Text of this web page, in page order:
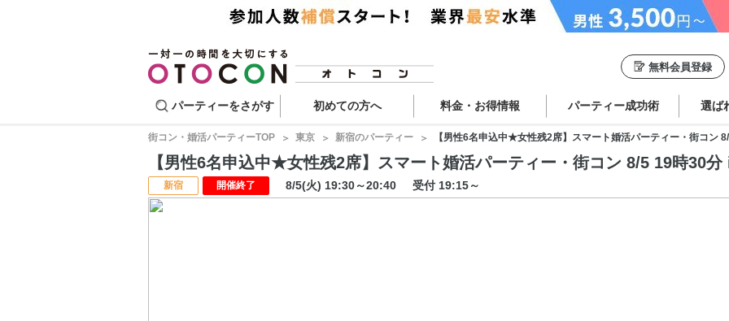
無料会員登録
パーティーをさがす 初めての方へ 料金・お得情報 パーティー成功術 選ば
街コン・婚活パーティーTOP 東京 新宿のパーティー 【男性6名申込中★女性残2席】スマート婚活パーティー・街コン
【男性6名申込中★女性残2席】スマート婚活パーティー・街コン 8/5 19時30
新宿 開催終了 8/5(火) 19:30～20:40 受付 19:15～